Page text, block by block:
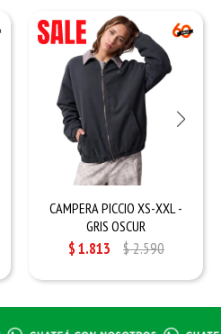
CAMPERA PICCIO XS-XXL -
GRIS OSCUR
$1.813 $2.590